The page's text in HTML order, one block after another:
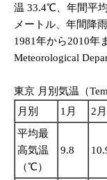
温 33.4℃、年間平
メートル、年間降
1981年から2010年
Meteorological
東京 月別気温（
月別
1月 2月
平均最
高気温
（℃）
9.8